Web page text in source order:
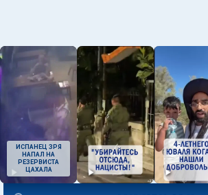
ИСПАНЕЦ ЗРЯ
НАПАЛ НА
РЕЗЕРВИСТА
ЦАХАЛА